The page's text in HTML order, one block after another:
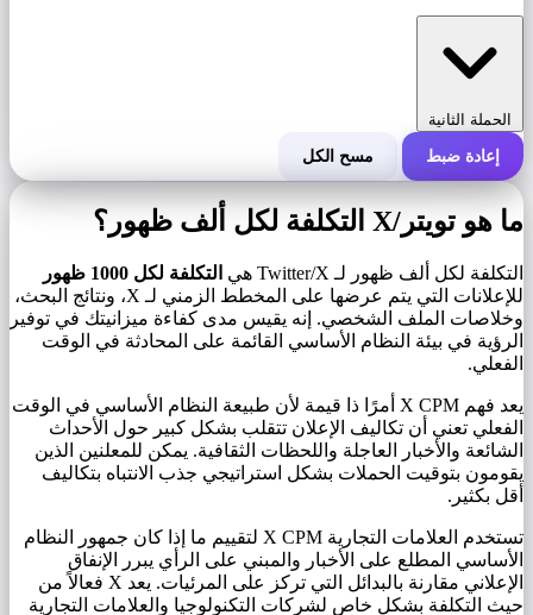
الحملة الثانية
التكلفة الإجمالية للحملة
عدد مرات الظهور
إعادة ضبط مسح الكل
ما هو تويتر/X التكلفة لكل ألف ظهور؟
التكلفة لكل ألف ظهور لـ Twitter/X هي
التكلفة لكل 1000 ظهور
للإعلانات التي يتم عرضها على المخطط الزمني لـ X، ونتائج البحث،
وخلاصات الملف الشخصي. إنه يقيس مدى كفاءة ميزانيتك في توفير
الرؤية في بيئة النظام الأساسي القائمة على المحادثة في الوقت
الفعلي.
يعد فهم X CPM أمرًا ذا قيمة لأن طبيعة النظام الأساسي في الوقت
الفعلي تعني أن تكاليف الإعلان تتقلب بشكل كبير حول الأحداث
الشائعة والأخبار العاجلة واللحظات الثقافية. يمكن للمعلنين الذين
يقومون بتوقيت الحملات بشكل استراتيجي جذب الانتباه بتكاليف
أقل بكثير.
تستخدم العلامات التجارية X CPM لتقييم ما إذا كان جمهور النظام
الأساسي المطلع على الأخبار والمبني على الرأي يبرر الإنفاق
الإعلاني مقارنة بالبدائل التي تركز على المرئيات. يعد X فعالاً من
حيث التكلفة بشكل خاص لشركات التكنولوجيا والعلامات التجارية